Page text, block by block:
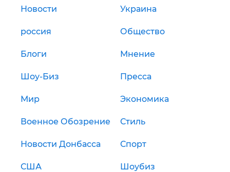
Новости Украина
россия Общество
Блоги Мнение
Шоу-Биз Пресса
Мир Экономика
Военное Обозрение Стиль
Новости Донбасса Спорт
США Шоубиз